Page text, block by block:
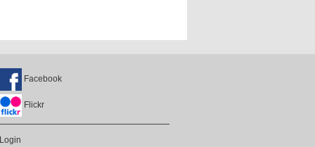
Facebook
Flickr
Login